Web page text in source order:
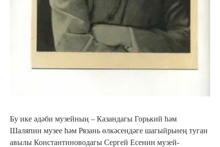
Бу ике әдәби музейның – Казандагы Горький һәм
Шаляпин музее һәм Рязань өлкәсендәге шагыйрьнең туган
авылы Константиноводагы Сергей Есенин музей-